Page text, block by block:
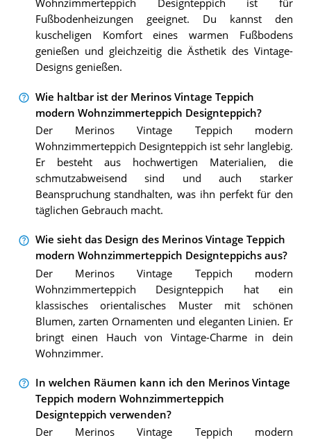
Wohnzimmerteppich Designteppich ist für
Fußbodenheizungen geeignet. Du kannst den
kuscheligen Komfort eines warmen Fußbodens
genießen und gleichzeitig die Ästhetik des Vintage-
Designs genießen.
Wie haltbar ist der Merinos Vintage Teppich
modern Wohnzimmerteppich Designteppich?
Der Merinos Vintage Teppich modern
Wohnzimmerteppich Designteppich ist sehr langlebig.
Er besteht aus hochwertigen Materialien, die
schmutzabweisend sind und auch starker
Beanspruchung standhalten, was ihn perfekt für den
täglichen Gebrauch macht.
Wie sieht das Design des Merinos Vintage Teppich
modern Wohnzimmerteppich Designteppichs aus?
Der Merinos Vintage Teppich modern
Wohnzimmerteppich Designteppich hat ein
klassisches orientalisches Muster mit schönen
Blumen, zarten Ornamenten und eleganten Linien. Er
bringt einen Hauch von Vintage-Charme in dein
Wohnzimmer.
In welchen Räumen kann ich den Merinos Vintage
Teppich modern Wohnzimmerteppich
Designteppich verwenden?
Der Merinos Vintage Teppich modern